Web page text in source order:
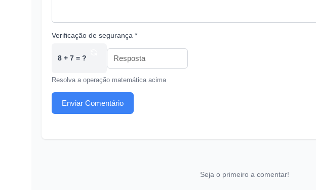
Verificação de segurança *
8 + 7 = ?
Resolva a operação matemática acima
Enviar Comentário
Seja o primeiro a comentar!